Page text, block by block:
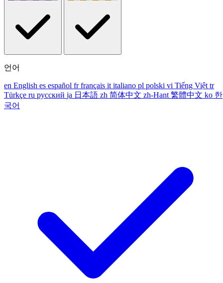
언어
en English es español fr français it italiano pl polski vi Tiếng Việt tr
Türkçe ru русский ja 日本語 zh 简体中文 zh-Hant 繁體中文 ko 한
국어